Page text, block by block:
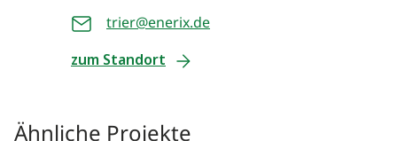
trier@enerix.de
zum Standort